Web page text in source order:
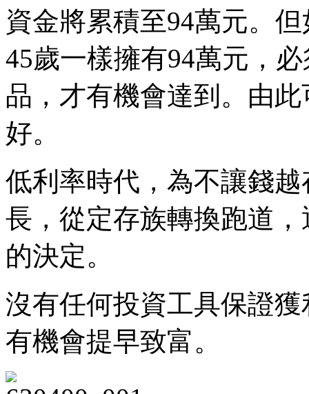
資金將累積至94萬元。
45歲一樣擁有94萬元，
品，才有機會達到。由
好。
低利率時代，為不讓錢
長，從定存族轉換跑道
的決定。
沒有任何投資工具保證
有機會提早致富。